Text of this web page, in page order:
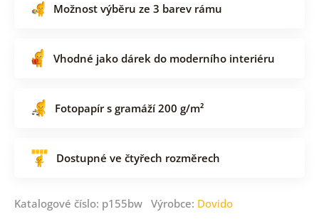
Možnost výběru ze 3 barev rámu
Vhodné jako dárek do moderního interiéru
Fotopapír s gramáží 200 g/m²
Dostupné ve čtyřech rozměrech
Katalogové číslo: p155bw Výrobce: Dovido